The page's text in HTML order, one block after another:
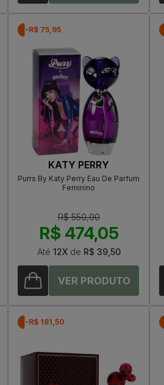
-R$ 75,95
KATY PERRY
Purrs By Katy Perry Eau De Parfum
Feminino
R$ 550,00
R$ 474,05
Até 12Xde R$ 39,50
-R$ 181,50